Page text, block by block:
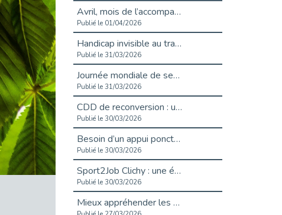
Avril, mois de l’accompagnement dans l’emploi avec Cap emploi.
Publié le 01/04/2026
Handicap invisible au travail : se taire ou parler? - vidéo
Publié le 31/03/2026
Journée mondiale de sensibilisation à l’autisme
Publié le 31/03/2026
CDD de reconversion : un nouveau contrat pour sécuriser le changement de métier.
Publié le 30/03/2026
Besoin d’un appui ponctuel expertise handicap ?
Publié le 30/03/2026
Sport2Job Clichy : une édition altoséquanaise avec Cap Emploi 92.
Publié le 30/03/2026
Mieux appréhender les enjeux du handicap singulier en entreprise - vidéo